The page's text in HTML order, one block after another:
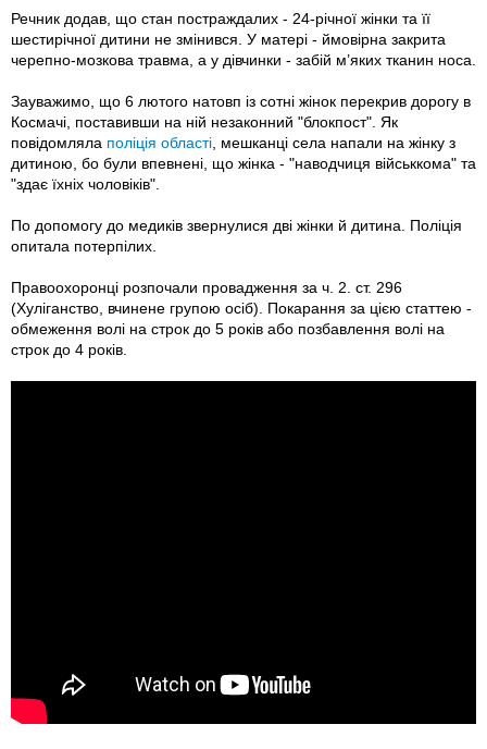
Речник додав, що стан постраждалих - 24-річної жінки та її
шестирічної дитини не змінився. У матері - ймовірна закрита
черепно-мозкова травма, а у дівчинки - забій м’яких тканин носа.
Зауважимо, що 6 лютого натовп із сотні жінок перекрив дорогу в
Космачі, поставивши на ній незаконний "блокпост". Як
повідомляла поліція області , мешканці села напали на жінку з
дитиною, бо були впевнені, що жінка - "наводчиця військкома" та
"здає їхніх чоловіків".
По допомогу до медиків звернулися дві жінки й дитина. Поліція
опитала потерпілих.
Правоохоронці розпочали провадження за ч. 2. ст. 296
(Хуліганство, вчинене групою осіб). Покарання за цією статтею -
обмеження волі на строк до 5 років або позбавлення волі на
строк до 4 років.